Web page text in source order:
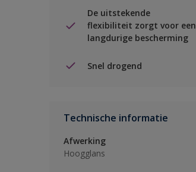
De uitstekende
flexibiliteit zorgt voor een
langdurige bescherming
Snel drogend
Technische informatie
Afwerking
Hoogglans